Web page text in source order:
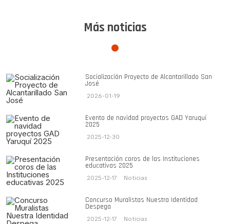
Más noticias
Socialización Proyecto de Alcantarillado San
José
2026-01-19
Evento de navidad proyectos GAD Yaruquí
2025
2025-12-30
Presentación coros de las Instituciones
educativas 2025
2025-12-17 Noticias
Concurso Muralistas Nuestra Identidad
Despega
2025-12-17 Noticias